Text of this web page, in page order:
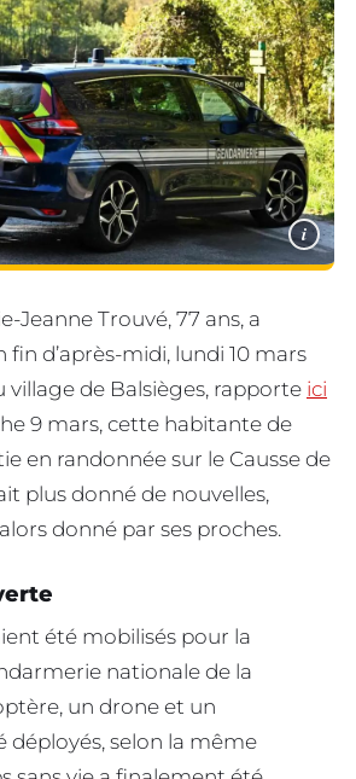
i
Jeanne Trouvé, 77 ans, a
d’après-midi, lundi 10 mars
village de Balsièges, rapporte ici
9 mars, cette habitante de
en randonnée sur le Causse de
plus donné de nouvelles,
donné par ses proches.
été mobilisés pour la
nationale de la
un drone et un
déployés, selon la même